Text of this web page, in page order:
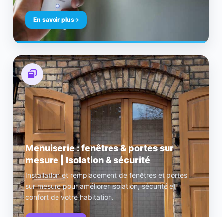
En savoir plus
Menuiserie : fenêtres & portes sur
mesure | Isolation & sécurité
Installation et remplacement de fenêtres et portes
sur mesure pour améliorer isolation, sécurité et
confort de votre habitation.